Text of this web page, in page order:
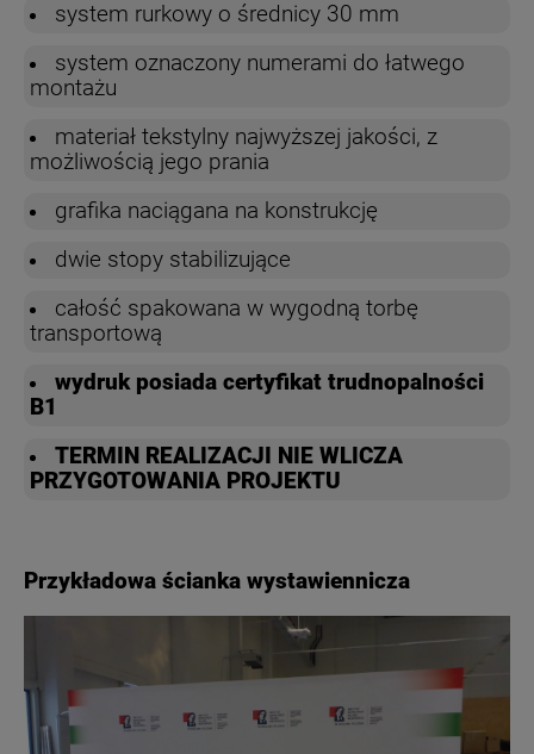
system rurkowy o średnicy 30 mm
system oznaczony numerami do łatwego
montażu
materiał tekstylny najwyższej jakości, z
możliwością jego prania
grafika naciągana na konstrukcję
dwie stopy stabilizujące
całość spakowana w wygodną torbę
transportową
wydruk posiada certyfikat trudnopalności
B1
TERMIN REALIZACJI NIE WLICZA
PRZYGOTOWANIA PROJEKTU
Przykładowa ścianka wystawiennicza